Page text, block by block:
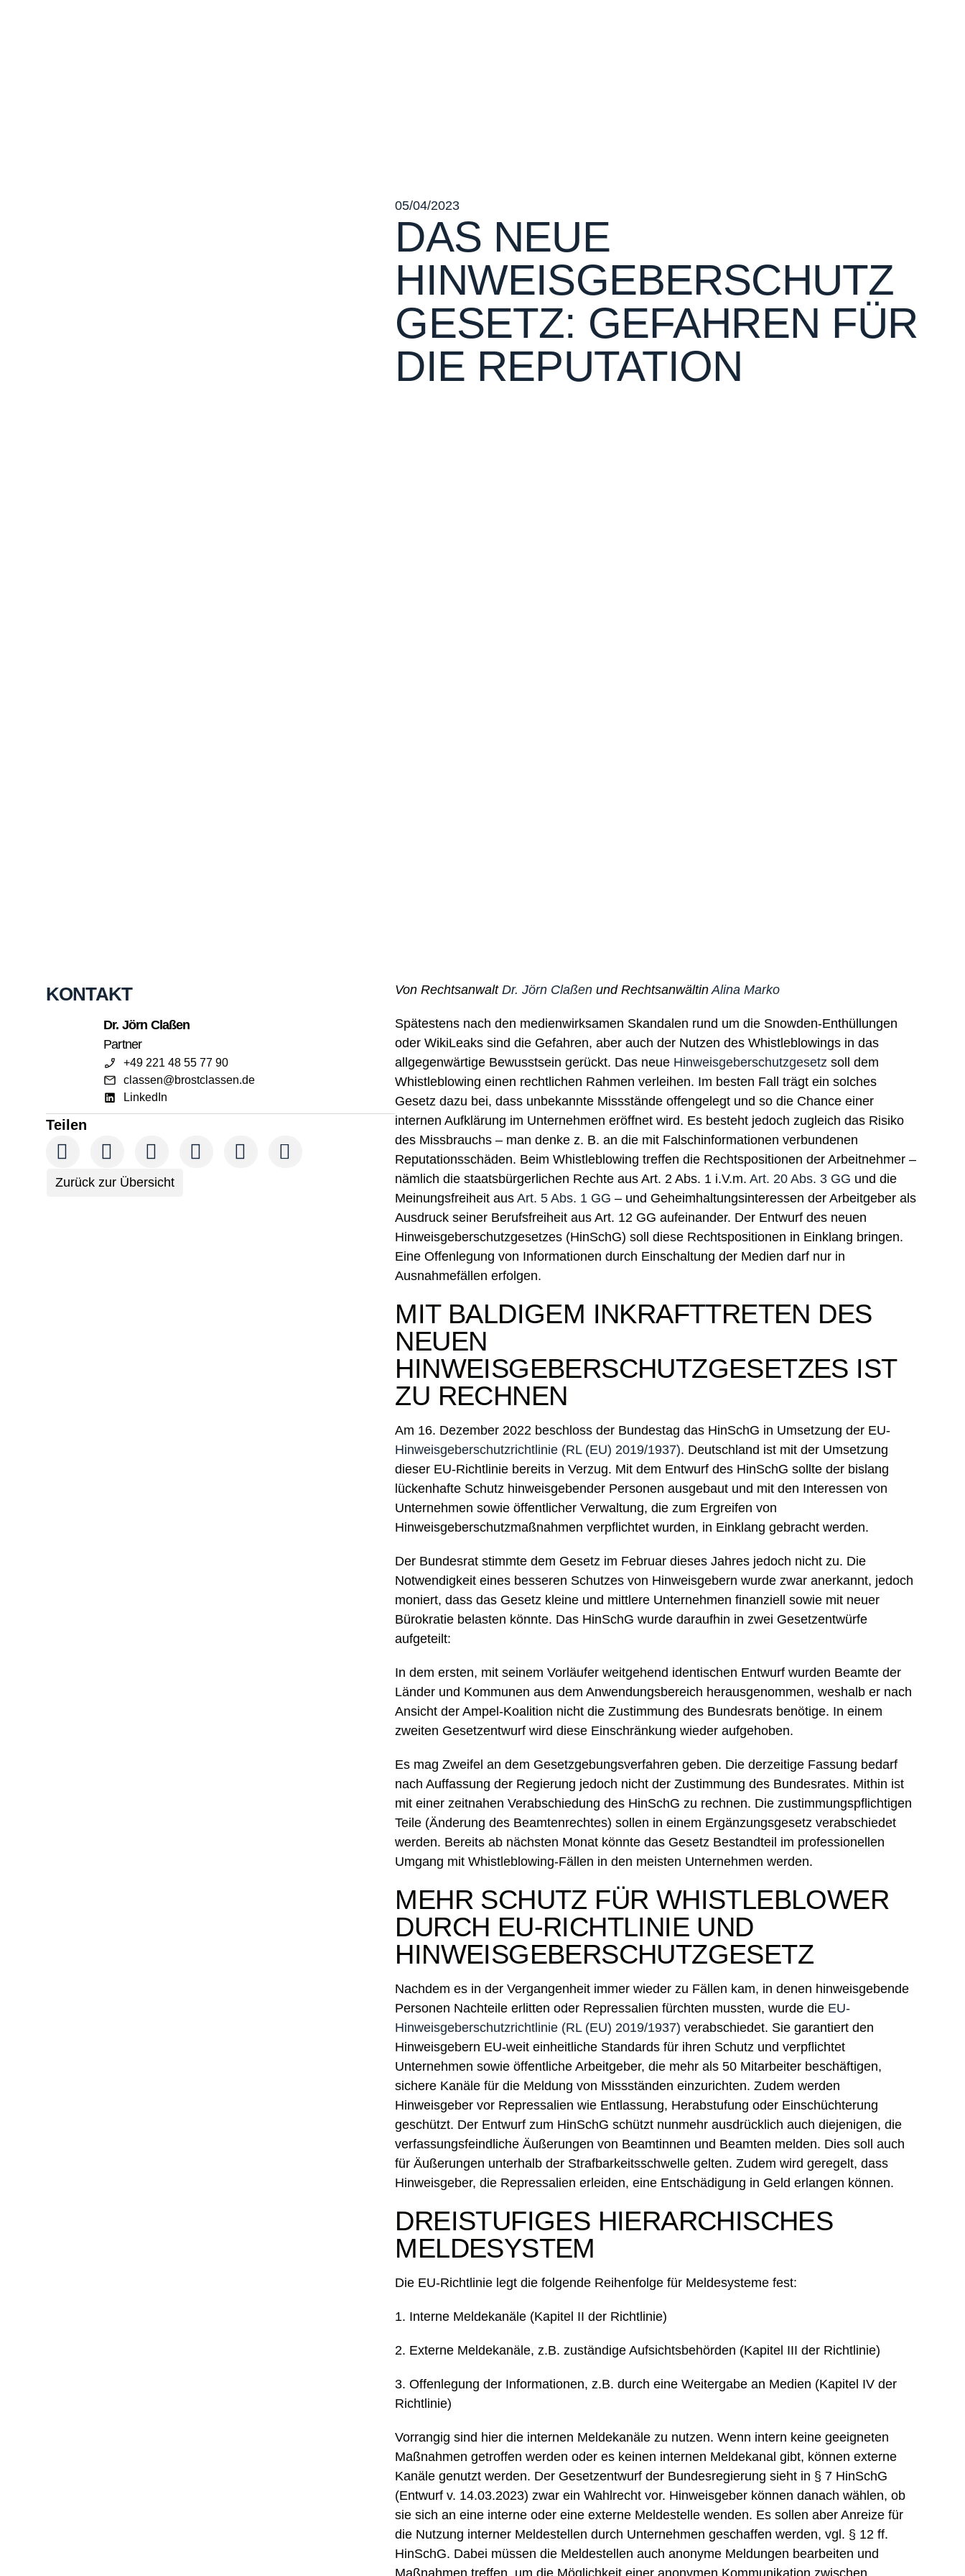
05/04/2023
DAS NEUE
HINWEISGEBERSCHUTZ
GESETZ: GEFAHREN FÜR
DIE REPUTATION
KONTAKT
Dr. Jörn Claßen
Partner
+49 221 48 55 77 90
classen@brostclassen.de
LinkedIn
Teilen
Zurück zur Übersicht
Von RechtsanwaltDr. Jörn Claßen und RechtsanwältinAlina Marko
Spätestens nach den medienwirksamen Skandalen rund um die Snowden-Enthüllungen
oder WikiLeaks sind die Gefahren, aber auch der Nutzen des Whistleblowings in das
allgegenwärtige Bewusstsein gerückt. Das neue Hinweisgeberschutzgesetz soll dem
Whistleblowing einen rechtlichen Rahmen verleihen. Im besten Fall trägt ein solches
Gesetz dazu bei, dass unbekannte Missstände offengelegt und so die Chance einer
internen Aufklärung im Unternehmen eröffnet wird. Es besteht jedoch zugleich das Risiko
des Missbrauchs – man denke z. B. an die mit Falschinformationen verbundenen
Reputationsschäden. Beim Whistleblowing treffen die Rechtspositionen der Arbeitnehmer –
nämlich die staatsbürgerlichen Rechte aus Art. 2 Abs. 1 i.V.m.Art. 20 Abs. 3 GG und die
Meinungsfreiheit ausArt. 5 Abs. 1 GG – und Geheimhaltungsinteressen der Arbeitgeber als
Ausdruck seiner Berufsfreiheit aus Art. 12 GG aufeinander. Der Entwurf des neuen
Hinweisgeberschutzgesetzes (HinSchG) soll diese Rechtspositionen in Einklang bringen.
Eine Offenlegung von Informationen durch Einschaltung der Medien darf nur in
Ausnahmefällen erfolgen.
MIT BALDIGEM INKRAFTTRETEN DES
NEUEN
HINWEISGEBERSCHUTZGESETZES IST
ZU RECHNEN
Am 16. Dezember 2022 beschloss der Bundestag das HinSchG in Umsetzung der EU-
Hinweisgeberschutzrichtlinie (RL (EU) 2019/1937). Deutschland ist mit der Umsetzung
dieser EU-Richtlinie bereits in Verzug. Mit dem Entwurf des HinSchG sollte der bislang
lückenhafte Schutz hinweisgebender Personen ausgebaut und mit den Interessen von
Unternehmen sowie öffentlicher Verwaltung, die zum Ergreifen von
Hinweisgeberschutzmaßnahmen verpflichtet wurden, in Einklang gebracht werden.
Der Bundesrat stimmte dem Gesetz im Februar dieses Jahres jedoch nicht zu. Die
Notwendigkeit eines besseren Schutzes von Hinweisgebern wurde zwar anerkannt, jedoch
moniert, dass das Gesetz kleine und mittlere Unternehmen finanziell sowie mit neuer
Bürokratie belasten könnte. Das HinSchG wurde daraufhin in zwei Gesetzentwürfe
aufgeteilt:
In dem ersten, mit seinem Vorläufer weitgehend identischen Entwurf wurden Beamte der
Länder und Kommunen aus dem Anwendungsbereich herausgenommen, weshalb er nach
Ansicht der Ampel-Koalition nicht die Zustimmung des Bundesrats benötige. In einem
zweiten Gesetzentwurf wird diese Einschränkung wieder aufgehoben.
Es mag Zweifel an dem Gesetzgebungsverfahren geben. Die derzeitige Fassung bedarf
nach Auffassung der Regierung jedoch nicht der Zustimmung des Bundesrates. Mithin ist
mit einer zeitnahen Verabschiedung des HinSchG zu rechnen. Die zustimmungspflichtigen
Teile (Änderung des Beamtenrechtes) sollen in einem Ergänzungsgesetz verabschiedet
werden. Bereits ab nächsten Monat könnte das Gesetz Bestandteil im professionellen
Umgang mit Whistleblowing-Fällen in den meisten Unternehmen werden.
MEHR SCHUTZ FÜR WHISTLEBLOWER
DURCH EU-RICHTLINIE UND
HINWEISGEBERSCHUTZGESETZ
Nachdem es in der Vergangenheit immer wieder zu Fällen kam, in denen hinweisgebende
Personen Nachteile erlitten oder Repressalien fürchten mussten, wurde die EU-
Hinweisgeberschutzrichtlinie (RL (EU) 2019/1937) verabschiedet. Sie garantiert den
Hinweisgebern EU-weit einheitliche Standards für ihren Schutz und verpflichtet
Unternehmen sowie öffentliche Arbeitgeber, die mehr als 50 Mitarbeiter beschäftigen,
sichere Kanäle für die Meldung von Missständen einzurichten. Zudem werden
Hinweisgeber vor Repressalien wie Entlassung, Herabstufung oder Einschüchterung
geschützt. Der Entwurf zum HinSchG schützt nunmehr ausdrücklich auch diejenigen, die
verfassungsfeindliche Äußerungen von Beamtinnen und Beamten melden. Dies soll auch
für Äußerungen unterhalb der Strafbarkeitsschwelle gelten. Zudem wird geregelt, dass
Hinweisgeber, die Repressalien erleiden, eine Entschädigung in Geld erlangen können.
DREISTUFIGES HIERARCHISCHES
MELDESYSTEM
Die EU-Richtlinie legt die folgende Reihenfolge für Meldesysteme fest:
1. Interne Meldekanäle (Kapitel II der Richtlinie)
2. Externe Meldekanäle, z.B. zuständige Aufsichtsbehörden (Kapitel III der Richtlinie)
3. Offenlegung der Informationen, z.B. durch eine Weitergabe an Medien (Kapitel IV der
Richtlinie)
Vorrangig sind hier die internen Meldekanäle zu nutzen. Wenn intern keine geeigneten
Maßnahmen getroffen werden oder es keinen internen Meldekanal gibt, können externe
Kanäle genutzt werden. Der Gesetzentwurf der Bundesregierung sieht in § 7 HinSchG
(Entwurf v. 14.03.2023) zwar ein Wahlrecht vor. Hinweisgeber können danach wählen, ob
sie sich an eine interne oder eine externe Meldestelle wenden. Es sollen aber Anreize für
die Nutzung interner Meldestellen durch Unternehmen geschaffen werden, vgl. § 12 ff.
HinSchG. Dabei müssen die Meldestellen auch anonyme Meldungen bearbeiten und
Maßnahmen treffen, um die Möglichkeit einer anonymen Kommunikation zwischen